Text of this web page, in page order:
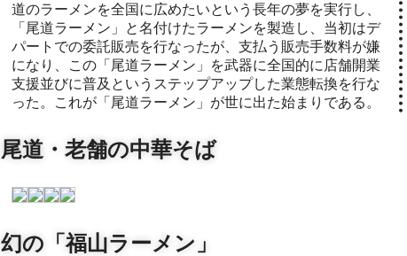
道のラーメンを全国に広めたいという長年の夢を実行し、
「尾道ラーメン」と名付けたラーメンを製造し、当初はデ
パートでの委託販売を行なったが、支払う販売手数料が嫌
になり、この「尾道ラーメン」を武器に全国的に店舗開業
支援並びに普及というステップアップした業態転換を行な
った。これが「尾道ラーメン」が世に出た始まりである。
尾道・老舗の中華そば
幻の「福山ラーメン」